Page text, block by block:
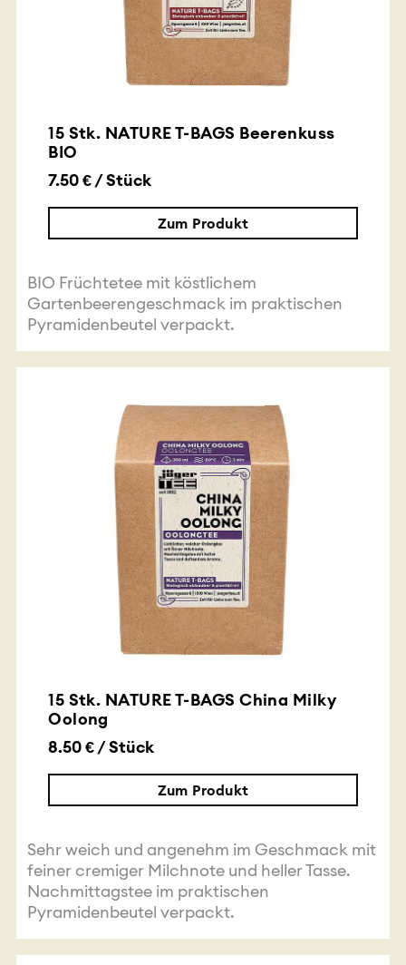
15 Stk. NATURE T-BAGS Beerenkuss
BIO
7.50 € / Stück
Zum Produkt
BIO Früchtetee mit köstlichem
Gartenbeerengeschmack im praktischen
Pyramidenbeutel verpackt.
15 Stk. NATURE T-BAGS China Milky
Oolong
8.50 € / Stück
Zum Produkt
Sehr weich und angenehm im Geschmack mit
feiner cremiger Milchnote und heller Tasse.
Nachmittagstee im praktischen
Pyramidenbeutel verpackt.